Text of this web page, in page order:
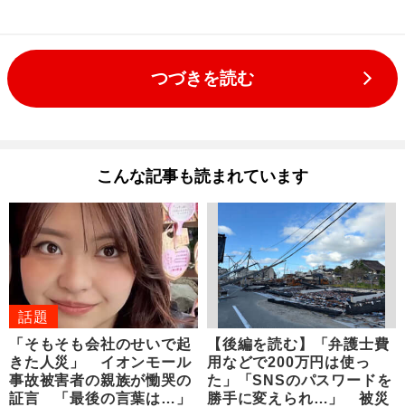
つづきを読む
こんな記事も読まれています
話題
「そもそも会社のせいで起
きた人災」 イオンモール
事故被害者の親族が慟哭の
証言 「最後の言葉は…」
【後編を読む】「弁護士費
用などで200万円は使っ
た」「SNSのパスワードを
勝手に変えられ…」 被災